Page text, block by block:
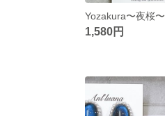
Yozakura〜夜桜〜
1,580円